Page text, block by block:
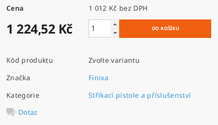
Cena 1 012 Kč bez DPH
1 224,52 Kč
Kód produktu
Zvolte variantu
Značka
Finixa
Kategorie
Stříkací pistole a příslušenství
Dotaz